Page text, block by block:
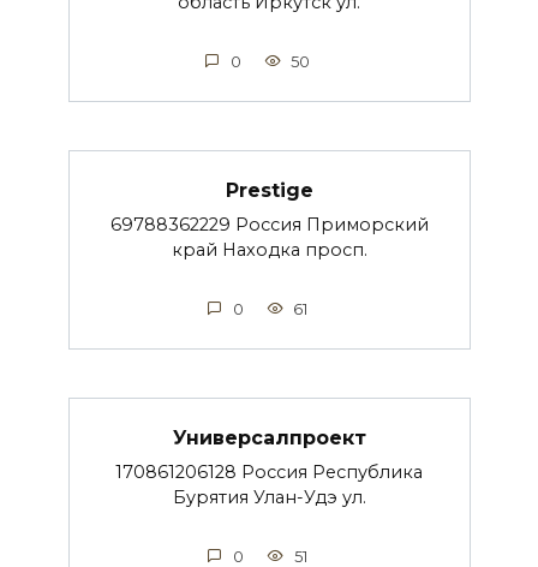
0 50
Prestige
69788362229 Россия Приморский
край Находка просп.
0 61
Универсалпроект
170861206128 Россия Республика
Бурятия Улан-Удэ ул.
0 51